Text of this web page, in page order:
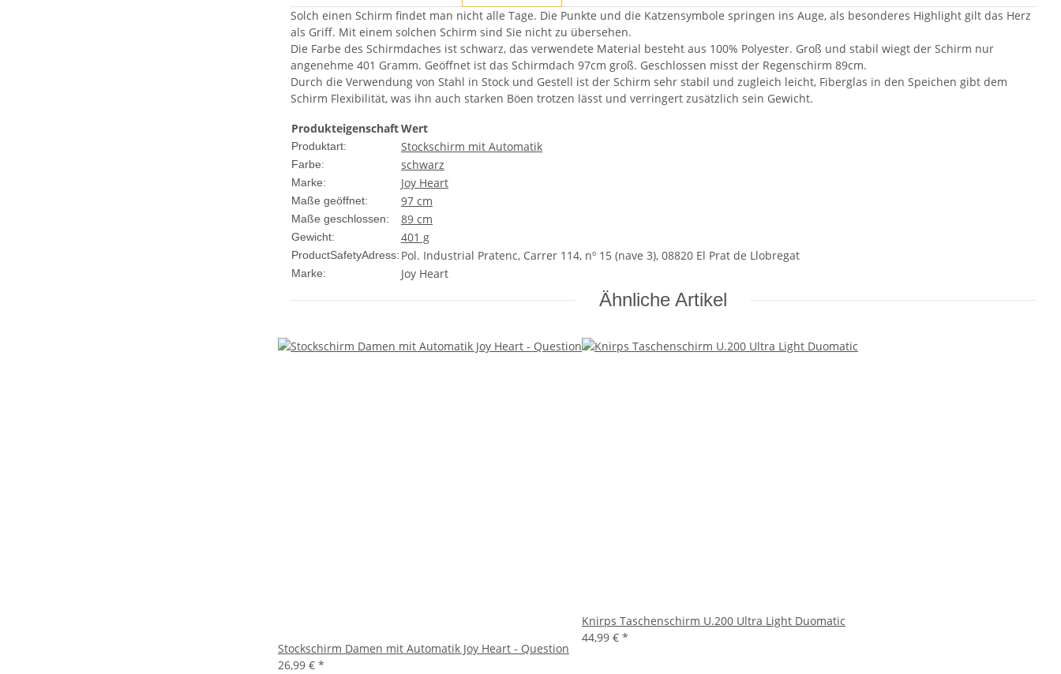
Solch einen Schirm findet man nicht alle Tage. Die Punkte und die Katzensymbole springen ins Auge, als besonderes Highlight gilt das Herz
als Griff. Mit einem solchen Schirm sind Sie nicht zu übersehen.
Die Farbe des Schirmdaches ist schwarz, das verwendete Material besteht aus 100% Polyester. Groß und stabil wiegt der Schirm nur
angenehme 401 Gramm. Geöffnet ist das Schirmdach 97cm groß. Geschlossen misst der Regenschirm 89cm.
Durch die Verwendung von Stahl in Stock und Gestell ist der Schirm sehr stabil und zugleich leicht, Fiberglas in den Speichen gibt dem
Schirm Flexibilität, was ihn auch starken Böen trotzen lässt und verringert zusätzlich sein Gewicht.
ProdukteigenschaftWert
Produktart: Stockschirm mit Automatik
Farbe: schwarz
Marke: Joy Heart
Maße geöffnet: 97 cm
Maße geschlossen: 89 cm
Gewicht: 401 g
ProductSafetyAdress: Pol. Industrial Pratenc, Carrer 114, nº 15 (nave 3), 08820 El Prat de Llobregat
Marke: Joy Heart
Ähnliche Artikel
Stockschirm Damen mit Automatik Joy Heart - Question
26,99 € *
Knirps Taschenschirm U.200 Ultra Light Duomatic
44,99 € *